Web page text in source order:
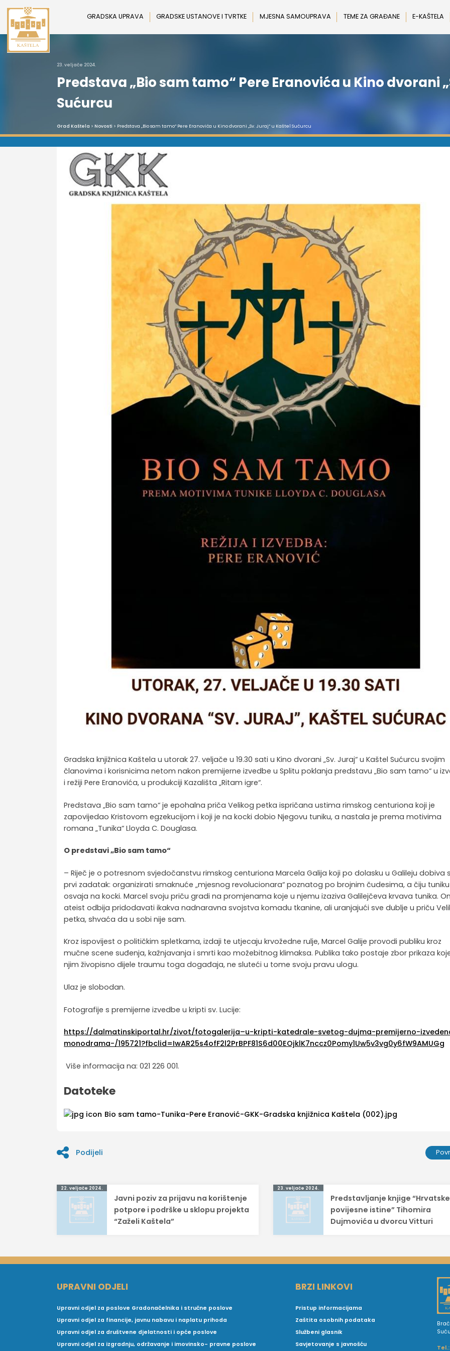
Preskoči
sadržaj
GRADSKA UPRAVA GRADSKE USTANOVE I TVRTKE MJESNA SAMOUPRAVA TEME ZA GRAĐANE E-KAŠTELA
23. veljače 2024.
Predstava „Bio sam tamo“ Pere Eranovića u Kino dvorani
Sućurcu
Grad Kaštela > Novosti > Predstava „Bio sam tamo“ Pere Eranovića u Kino dvorani „Sv. Juraj“ u Kaštel Sućurcu
Gradska knjižnica Kaštela u utorak 27. veljače u 19.30 sati u Kino dvorani „Sv. Juraj“ u Kaštel Sućurcu svojim
članovima i korisnicima netom nakon premijerne izvedbe u Splitu poklanja predstavu „Bio sam tamo“ u
i režiji Pere Eranovića, u produkciji Kazališta „Ritam igre“.
Predstava „Bio sam tamo“ je epohalna priča Velikog petka ispričana ustima rimskog centuriona koji je
zapovijedao Kristovom egzekucijom i koji je na kocki dobio Njegovu tuniku, a nastala je prema motivima
romana „Tunika“ Lloyda C. Douglasa.
O predstavi „Bio sam tamo“
– Riječ je o potresnom svjedočanstvu rimskog centuriona Marcela Galija koji po dolasku u Galileju dobiva
prvi zadatak: organizirati smaknuće „mjesnog revolucionara“ poznatog po brojnim čudesima, a čiju tuniku
osvaja na kocki. Marcel svoju priču gradi na promjenama koje u njemu izaziva Galilejčeva krvava tunika.
ateist odbija pridodavati ikakva nadnaravna svojstva komadu tkanine, ali uranjajući sve dublje u priču
petka, shvaća da u sobi nije sam.
Kroz ispovijest o političkim spletkama, izdaji te utjecaju krvožedne rulje, Marcel Galije provodi publiku kroz
mučne scene suđenja, kažnjavanja i smrti kao možebitnog klimaksa. Publika tako postaje zbor prikaza
njim živopisno dijele traumu toga događaja, ne sluteći u tome svoju pravu ulogu.
Ulaz je slobodan.
Fotografije s premijerne izvedbe u kripti sv. Lucije:
https://dalmatinskiportal.hr/zivot/fotogalerija–u-kripti-katedrale-svetog-dujma-premijerno-
monodrama-/195721?fbclid=IwAR25s4ofF2l2PrBPF81S6d00EOjklK7nccz0Pomy1Uw5v3vg0y6fW9AMUGg
Više informacija na: 021 226 001.
Datoteke
Bio sam tamo-Tunika-Pere Eranović-GKK-Gradska knjižnica Kaštela (002).jpg
Podijeli
Navigacija
objava
22. veljače 2024.
Javni poziv za prijavu na korištenje
potpore i podrške u sklopu projekta
“Zaželi Kaštela”
23. veljače 2024.
Predstavljanje knjige “Hrvatske
povijesne istine” Tihomira
Dujmovića u dvorcu Vitturi
UPRAVNI ODJELI
Upravni odjel za poslove Gradonačelnika i stručne poslove
Upravni odjel za financije, javnu nabavu i naplatu prihoda
Upravni odjel za društvene djelatnosti i opće poslove
Upravni odjel za izgradnju, održavanje i imovinsko- pravne poslove
BRZI LINKOVI
Pristup informacijama
Zaštita osobnih podataka
Službeni glasnik
Savjetovanje s javnošću
Tel.: